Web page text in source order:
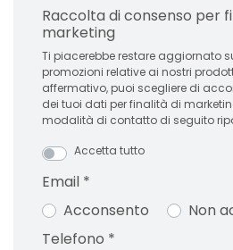
Raccolta di consenso per
marketing
Ti piacerebbe restare aggiornato
promozioni relative ai nostri prodotti e
affermativo, puoi scegliere di
dei tuoi dati per finalità di
modalità di contatto di seguito
Accetta tutto
Email *
Acconsento
Non
Telefono *